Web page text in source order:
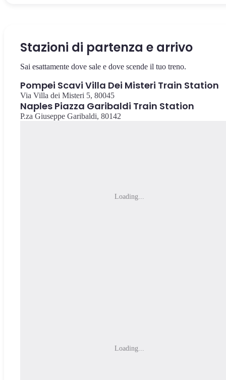
Stazioni di partenza e arrivo
Sai esattamente dove sale e dove scende il tuo treno.
Pompei Scavi Villa Dei Misteri Train Station
Via Villa dei Misteri 5, 80045
Naples Piazza Garibaldi Train Station
P.za Giuseppe Garibaldi, 80142
Loading...
Loading...